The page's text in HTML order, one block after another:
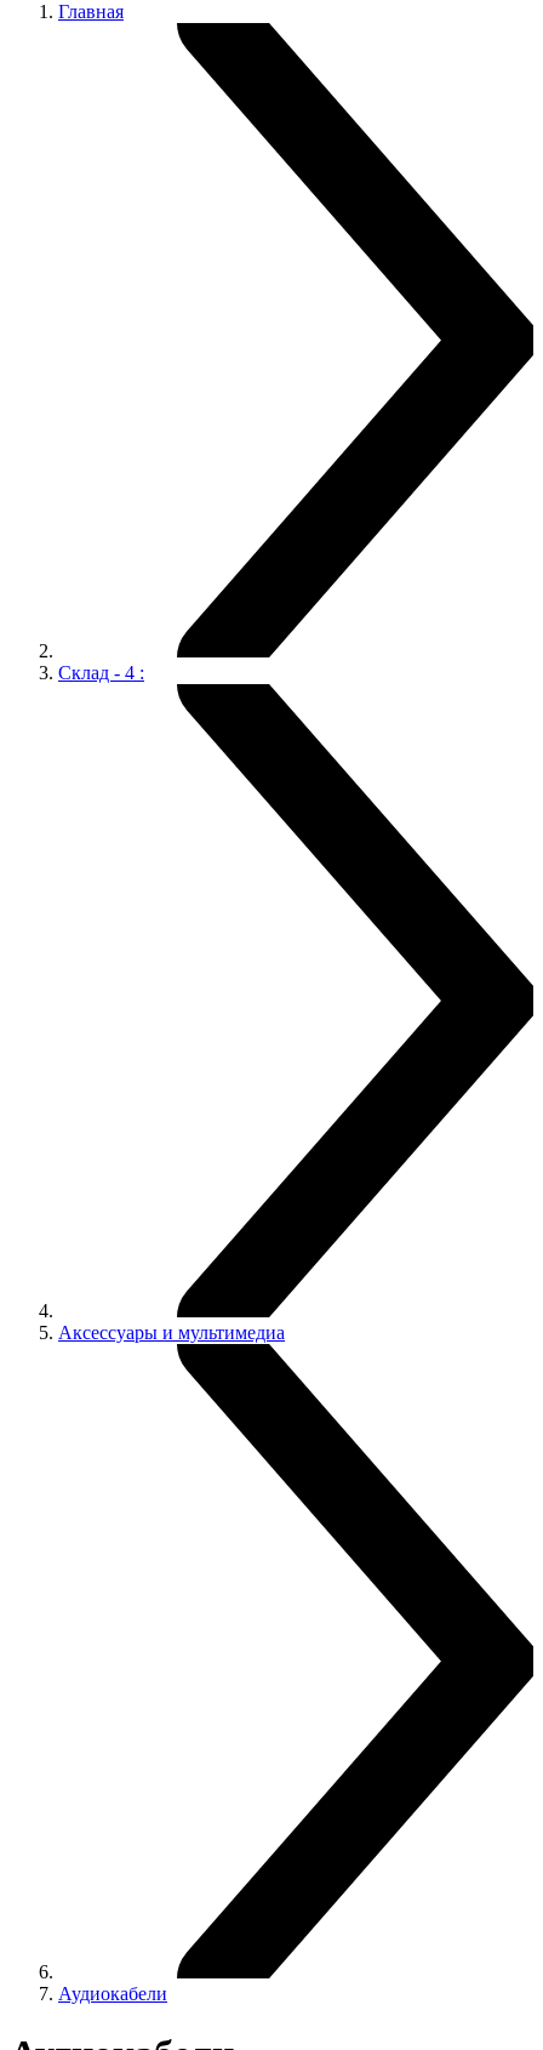
Главная
Склад - 4 :
Аксессуары и мультимедиа
Аудиокабели